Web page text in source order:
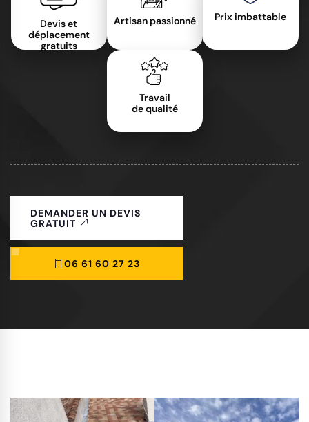
Devis et
déplacement
gratuits
Artisan passionné Prix imbattable
Travail
de qualité
DEMANDER UN DEVIS
GRATUIT
06 61 60 27 23